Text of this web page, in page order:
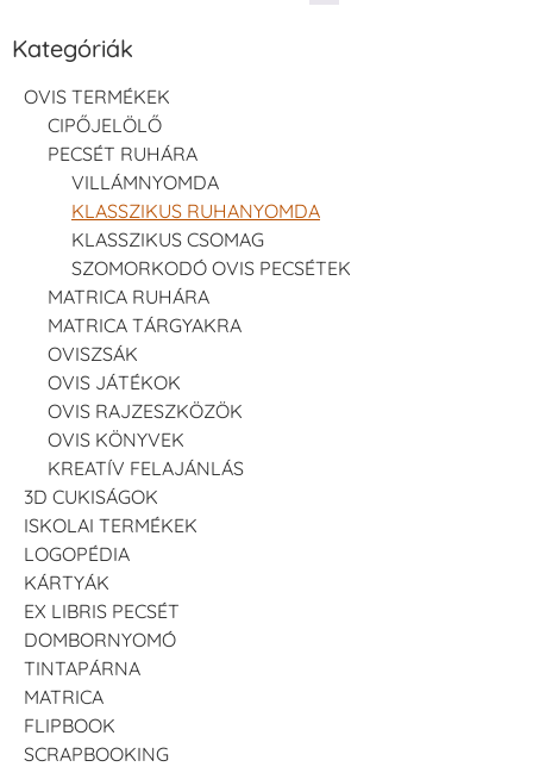
Kategóriák
OVIS TERMÉKEK
CIPŐJELÖLŐ
PECSÉT RUHÁRA
VILLÁMNYOMDA
KLASSZIKUS RUHANYOMDA
KLASSZIKUS CSOMAG
SZOMORKODÓ OVIS PECSÉTEK
MATRICA RUHÁRA
MATRICA TÁRGYAKRA
OVISZSÁK
OVIS JÁTÉKOK
OVIS RAJZESZKÖZÖK
OVIS KÖNYVEK
KREATÍV FELAJÁNLÁS
3D CUKISÁGOK
ISKOLAI TERMÉKEK
LOGOPÉDIA
KÁRTYÁK
EX LIBRIS PECSÉT
DOMBORNYOMÓ
TINTAPÁRNA
MATRICA
FLIPBOOK
SCRAPBOOKING